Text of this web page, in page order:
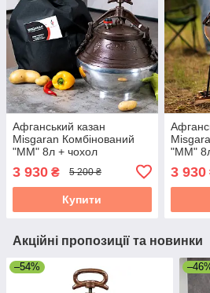
Афганський казан
Misgaran Комбінований
"ММ" 8л + чохол
3 930 ₴ 5 200 ₴
Купити
"ММ" 8л
3 930
Акційні пропозиції та новинки
–54%